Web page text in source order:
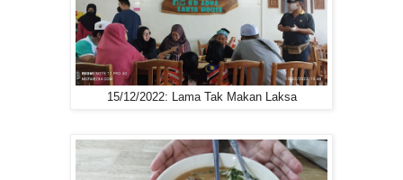
15/12/2022: Lama Tak Makan Laksa